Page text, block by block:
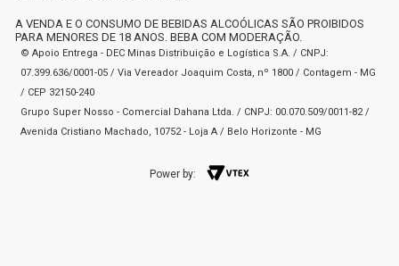
A VENDA E O CONSUMO DE BEBIDAS ALCOÓLICAS SÃO PROIBIDOS
PARA MENORES DE 18 ANOS. BEBA COM MODERAÇÃO.
© Apoio Entrega - DEC Minas Distribuição e Logística S.A. / CNPJ:
07.399.636/0001-05 / Via Vereador Joaquim Costa, nº 1800 / Contagem - MG
/ CEP 32150-240
Grupo Super Nosso - Comercial Dahana Ltda. / CNPJ: 00.070.509/0011-82 /
Avenida Cristiano Machado, 10752 - Loja A / Belo Horizonte - MG
Power by: